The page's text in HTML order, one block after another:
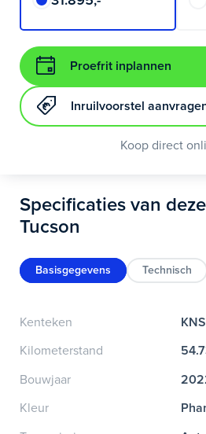
Proefrit inplannen
Inruilvoorstel
Koop direct
Specificaties van
Tucson
Basisgegevens Technisch
Kenteken
Kilometerstand
Bouwjaar
Kleur